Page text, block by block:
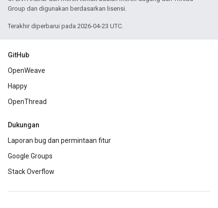
Group dan digunakan berdasarkan lisensi.
Terakhir diperbarui pada 2026-04-23 UTC.
GitHub
OpenWeave
Happy
OpenThread
Dukungan
Laporan bug dan permintaan fitur
Google Groups
Stack Overflow